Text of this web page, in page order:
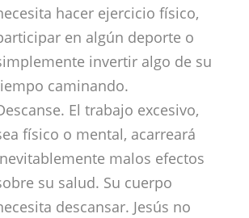
hacer ejercicio físico,
en algún deporte o
invertir algo de su
caminando.
El trabajo excesivo,
físico o mental, acarreará
malos efectos
su salud. Su cuerpo
descansar. Jesús no